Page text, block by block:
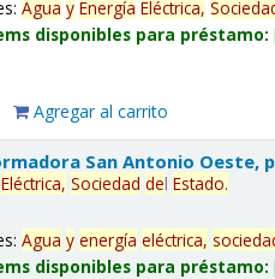
Agua y Energía Eléctrica,
disponibles para préstamo:
Agregar al carrito
San Antonio Oeste,
Eléctrica, Sociedad delEstado.
Agua y energía eléctrica,
disponibles para préstamo: